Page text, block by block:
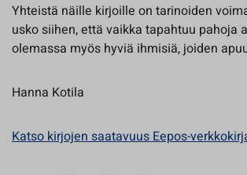
Yhteistä näille kirjoille on tarinoiden
usko siihen, että vaikka tapahtuu pahoja
olemassa myös hyviä ihmisiä, joiden
Hanna Kotila
Katso kirjojen saatavuus Eepos-